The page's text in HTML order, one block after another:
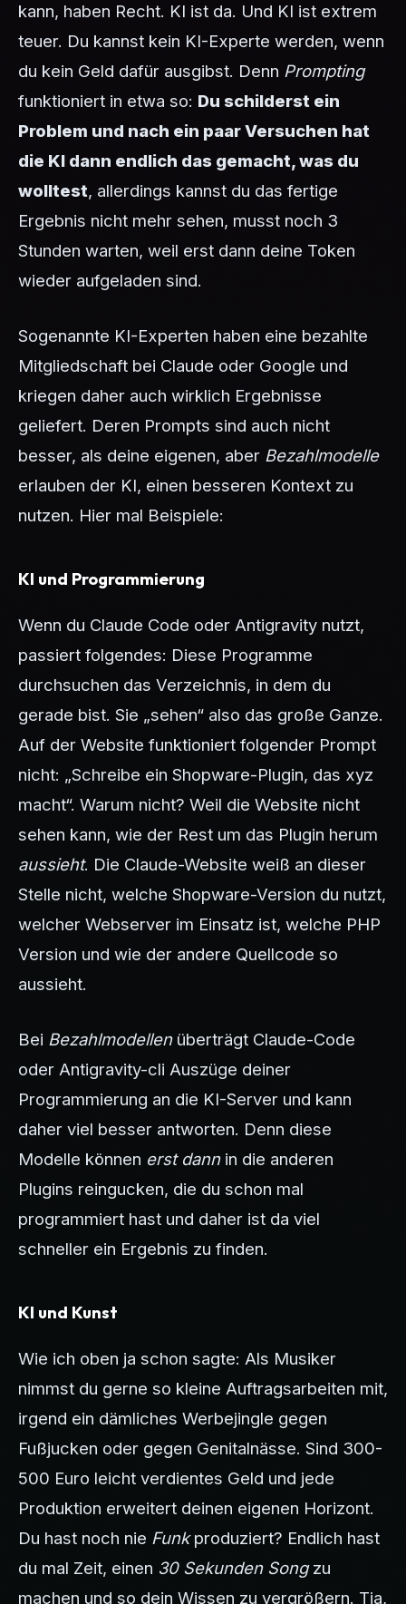
kann, haben Recht. KI ist da. Und KI ist extrem
teuer. Du kannst kein KI-Experte werden, wenn
du kein Geld dafür ausgibst. Denn Prompting
funktioniert in etwa so: Du schilderst ein
Problem und nach ein paar Versuchen hat
die KI dann endlich das gemacht, was du
wolltest, allerdings kannst du das fertige
Ergebnis nicht mehr sehen, musst noch 3
Stunden warten, weil erst dann deine Token
wieder aufgeladen sind.
Sogenannte KI-Experten haben eine bezahlte
Mitgliedschaft bei Claude oder Google und
kriegen daher auch wirklich Ergebnisse
geliefert. Deren Prompts sind auch nicht
besser, als deine eigenen, aber Bezahlmodelle
erlauben der KI, einen besseren Kontext zu
nutzen. Hier mal Beispiele:
KI und Programmierung
Wenn du Claude Code oder Antigravity nutzt,
passiert folgendes: Diese Programme
durchsuchen das Verzeichnis, in dem du
gerade bist. Sie „sehen“ also das große Ganze.
Auf der Website funktioniert folgender Prompt
nicht: „Schreibe ein Shopware-Plugin, das xyz
macht“. Warum nicht? Weil die Website nicht
sehen kann, wie der Rest um das Plugin herum
aussieht. Die Claude-Website weiß an dieser
Stelle nicht, welche Shopware-Version du nutzt,
welcher Webserver im Einsatz ist, welche PHP
Version und wie der andere Quellcode so
aussieht.
Bei Bezahlmodellenüberträgt Claude-Code
oder Antigravity-cli Auszüge deiner
Programmierung an die KI-Server und kann
daher viel besser antworten. Denn diese
Modelle können erst dannin die anderen
Plugins reingucken, die du schon mal
programmiert hast und daher ist da viel
schneller ein Ergebnis zu finden.
KI und Kunst
Wie ich oben ja schon sagte: Als Musiker
nimmst du gerne so kleine Auftragsarbeiten mit,
irgend ein dämliches Werbejingle gegen
Fußjucken oder gegen Genitalnässe. Sind 300-
500 Euro leicht verdientes Geld und jede
Produktion erweitert deinen eigenen Horizont.
Du hast noch nie Funkproduziert? Endlich hast
du mal Zeit, einen 30 Sekunden Songzu
machen und so dein Wissen zu vergrößern. Tja,